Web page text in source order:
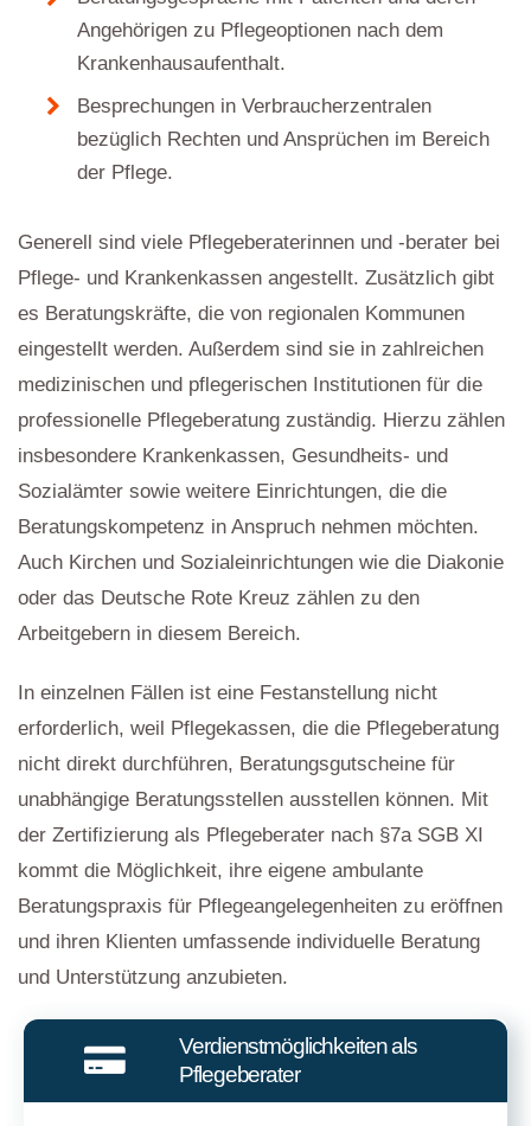
Angehörigen zu Pflegeoptionen nach dem
Krankenhausaufenthalt.
Besprechungen in Verbraucherzentralen
bezüglich Rechten und Ansprüchen im Bereich
der Pflege.
Generell sind viele Pflegeberaterinnen und -berater bei
Pflege- und Krankenkassen angestellt. Zusätzlich gibt
es Beratungskräfte, die von regionalen Kommunen
eingestellt werden. Außerdem sind sie in zahlreichen
medizinischen und pflegerischen Institutionen für die
professionelle Pflegeberatung zuständig. Hierzu zählen
insbesondere Krankenkassen, Gesundheits- und
Sozialämter sowie weitere Einrichtungen, die die
Beratungskompetenz in Anspruch nehmen möchten.
Auch Kirchen und Sozialeinrichtungen wie die Diakonie
oder das Deutsche Rote Kreuz zählen zu den
Arbeitgebern in diesem Bereich.
In einzelnen Fällen ist eine Festanstellung nicht
erforderlich, weil Pflegekassen, die die Pflegeberatung
nicht direkt durchführen, Beratungsgutscheine für
unabhängige Beratungsstellen ausstellen können. Mit
der Zertifizierung als Pflegeberater nach §7a SGB XI
kommt die Möglichkeit, ihre eigene ambulante
Beratungspraxis für Pflegeangelegenheiten zu eröffnen
und ihren Klienten umfassende individuelle Beratung
und Unterstützung anzubieten.
Verdienstmöglichkeiten als
Pflegeberater